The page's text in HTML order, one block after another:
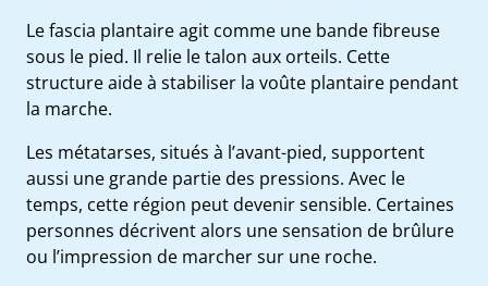
Le fascia plantaire agit comme une bande fibreuse
sous le pied. Il relie le talon aux orteils. Cette
structure aide à stabiliser la voûte plantaire pendant
la marche.
Les métatarses, situés à l’avant-pied, supportent
aussi une grande partie des pressions. Avec le
temps, cette région peut devenir sensible. Certaines
personnes décrivent alors une sensation de brûlure
ou l’impression de marcher sur une roche.